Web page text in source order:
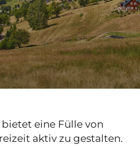
eine Fülle von
aktiv zu gestalten.